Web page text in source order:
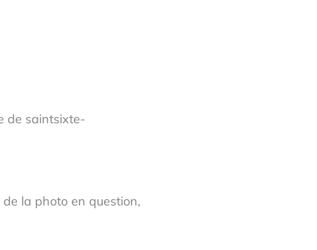
de saintsixte-
la photo en question,